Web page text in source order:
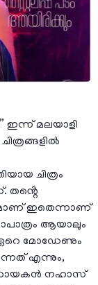
മലയാളി
ചിത്രം
തൻ്റെ
ഇതെന്നാണ്
ആയാലും
ഏറെ മോഡേണും
എന്നും,
നഹാസ്